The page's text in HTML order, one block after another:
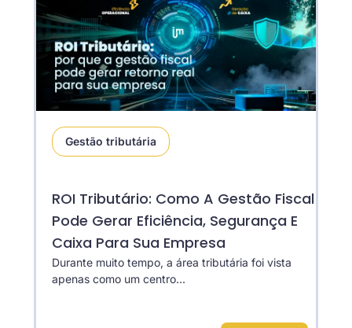
Gestão tributária
ROI Tributário: Como A Gestão Fiscal
Pode Gerar Eficiência, Segurança E
Caixa Para Sua Empresa
Durante muito tempo, a área tributária foi vista
apenas como um centro...